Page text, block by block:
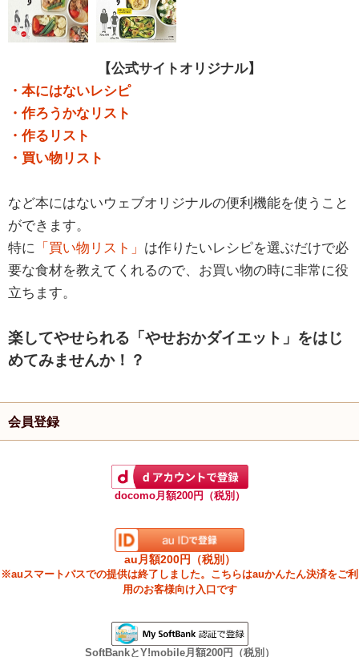
【公式サイトオリジナル】
・本にはないレシピ
・作ろうかなリスト
・作るリスト
・買い物リスト
など本にはないウェブオリジナルの便利機能を使うこと
ができます。
特に 「買い物リスト」 は作りたいレシピを選ぶだけで必
要な食材を教えてくれるので、お買い物の時に非常に役
立ちます。
楽してやせられる「やせおかダイエット」をはじ
めてみませんか！？
会員登録
docomo月額200円（税別）
au月額200円（税別）
※auスマートパスでの提供は終了しました。こちらはauかんたん決済をご利
用のお客様向け入口です
SoftBankとY!mobile月額200円（税別）